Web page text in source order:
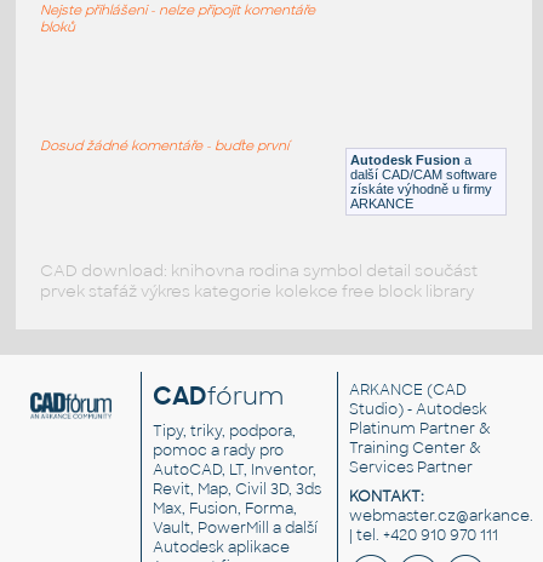
Potrubí
Autodesk Fusion a
další CAD/CAM software
získáte výhodně u firmy
ARKANCE
Nejste přihlášeni - nelze připojit komentáře
bloků
Dosud žádné komentáře - buďte první
CAD download: knihovna rodina symbol detail součást
prvek stafáž výkres kategorie kolekce free block library
CADfórum
Tipy, triky, podpora,
pomoc a rady pro
AutoCAD, LT, Inventor,
Revit, Map, Civil 3D, 3ds
Max, Fusion, Forma,
Vault, PowerMill a další
Autodesk aplikace
ARKANCE (CAD
Studio) - Autodesk
Platinum Partner &
Training Center &
Services Partner
KONTAKT:
| tel. +420 910 970 111